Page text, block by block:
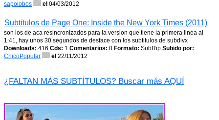
sapolobos
el 04/03/2012
Subtitulos de Page One: Inside the New York Times (2011)
son los de aca resincronizados para la version que tiene la primera linea al
1:41, hay unos 30 segundos de desface con los subtitulos de subdivx
Downloads: 416 Cds: 1 Comentarios: 0 Formato: SubRip Subido por:
ChicoPopular
el 22/11/2012
¿FALTAN MÁS SUBTÍTULOS? Buscar más AQUÍ